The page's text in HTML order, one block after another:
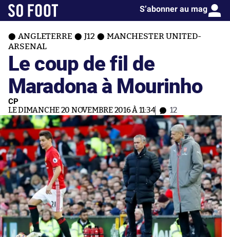
S’abonner au mag
ANGLETERRE J12
MANCHESTER UNITED-
ARSENAL
Le coup de fil de
Maradona à Mourinho
CP
LE DIMANCHE 20 NOVEMBRE 2016 À 11:34 12